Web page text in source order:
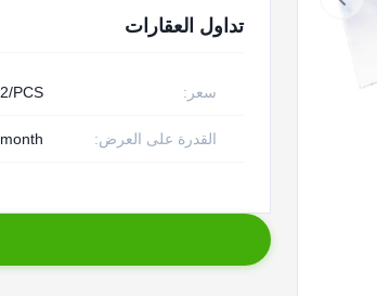
تداول العقارات
سعر: PCS
القدرة على العرض: